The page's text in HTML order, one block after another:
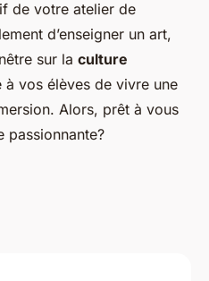
de votre atelier de
d’enseigner un art,
sur la culture
à vos élèves de vivre une
Alors, prêt à vous
passionnante?